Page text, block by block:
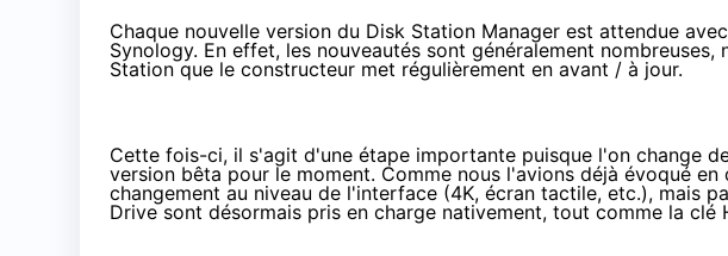
Chaque nouvelle version du Disk Station Manager est attendue
Synology. En effet, les nouveautés sont généralement
Stationque le constructeur met régulièrement en avant / à jour.
Cette fois-ci, il s'agit d'une étape importante puisque l'on change
version bêta pour le moment. Comme nous l'avions déjà évoqué en
changement au niveau de l'interface (4K, écran tactile, etc.), mais
Drive sont désormais pris en charge nativement, tout comme la clé